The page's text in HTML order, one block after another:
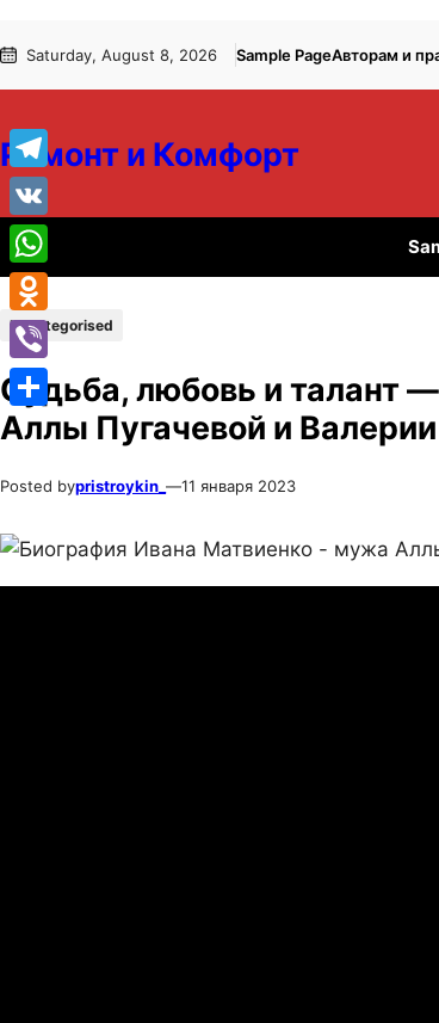
к
к
Saturday, August 8, 2026 Sample PageАвторам и
Ремонт и Комфорт
Uncategorised
Судьба, любовь и талант
Аллы Пугачевой и
Posted bypristroykin_ —11 января 2023
Telegram
VK
WhatsApp
Odnoklassniki
Viber
Отправить